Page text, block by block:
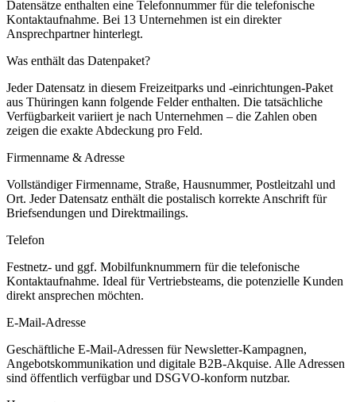
Datensätze enthalten eine Telefonnummer für die telefonische
Kontaktaufnahme. Bei 13 Unternehmen ist ein direkter
Ansprechpartner hinterlegt.
Was enthält das Datenpaket?
Jeder Datensatz in diesem Freizeitparks und -einrichtungen-Paket
aus Thüringen kann folgende Felder enthalten. Die tatsächliche
Verfügbarkeit variiert je nach Unternehmen – die Zahlen oben
zeigen die exakte Abdeckung pro Feld.
Firmenname & Adresse
Vollständiger Firmenname, Straße, Hausnummer, Postleitzahl und
Ort. Jeder Datensatz enthält die postalisch korrekte Anschrift für
Briefsendungen und Direktmailings.
Telefon
Festnetz- und ggf. Mobilfunknummern für die telefonische
Kontaktaufnahme. Ideal für Vertriebsteams, die potenzielle Kunden
direkt ansprechen möchten.
E-Mail-Adresse
Geschäftliche E-Mail-Adressen für Newsletter-Kampagnen,
Angebotskommunikation und digitale B2B-Akquise. Alle Adressen
sind öffentlich verfügbar und DSGVO-konform nutzbar.